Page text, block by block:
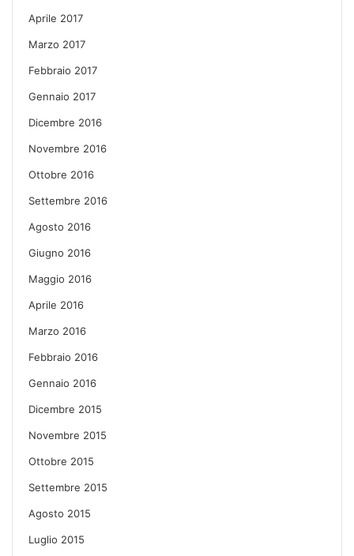
Aprile 2017
Marzo 2017
Febbraio 2017
Gennaio 2017
Dicembre 2016
Novembre 2016
Ottobre 2016
Settembre 2016
Agosto 2016
Giugno 2016
Maggio 2016
Aprile 2016
Marzo 2016
Febbraio 2016
Gennaio 2016
Dicembre 2015
Novembre 2015
Ottobre 2015
Settembre 2015
Agosto 2015
Luglio 2015